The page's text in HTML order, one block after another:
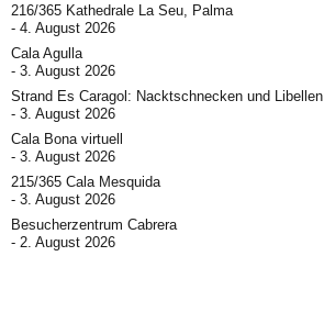
216/365 Kathedrale La Seu, Palma
4. August 2026
Cala Agulla
3. August 2026
Strand Es Caragol: Nacktschnecken und Libellen
3. August 2026
Cala Bona virtuell
3. August 2026
215/365 Cala Mesquida
3. August 2026
Besucherzentrum Cabrera
2. August 2026